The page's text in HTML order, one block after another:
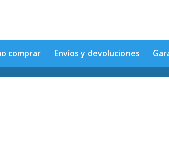
comprar Envíos y devoluciones